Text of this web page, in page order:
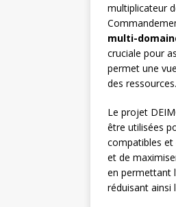
multiplicateur
multi-
cruciale pour
permet une
des ressources.
Le projet
être utilisées
compatibles et
et de
en permettant
réduisant ainsi